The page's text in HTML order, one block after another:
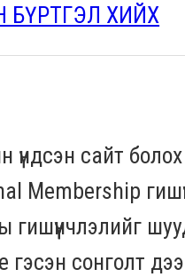
ХИЙХ
үндсэн сайт
Membershiр
гишүүнчлэлийг
гэсэн сонголт